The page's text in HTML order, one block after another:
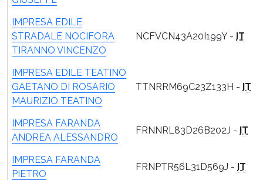
IMPRESA EDILE
STRADALE NOCIFORA
TIRANNO VINCENZO
NCFVCN43A20I199Y - IT
IMPRESA EDILE TEATINO
GAETANO DI ROSARIO
MAURIZIO TEATINO
TTNRRM69C23Z133H - IT
IMPRESA FARANDA
ANDREA ALESSANDRO
FRNNRL83D26B202J - IT
IMPRESA FARANDA
PIETRO
FRNPTR56L31D569J - IT